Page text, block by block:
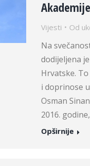
Vijesti Od
Na
dodijeljena
Hrvatske.
i doprinose
Osman
2016.
Opširnije